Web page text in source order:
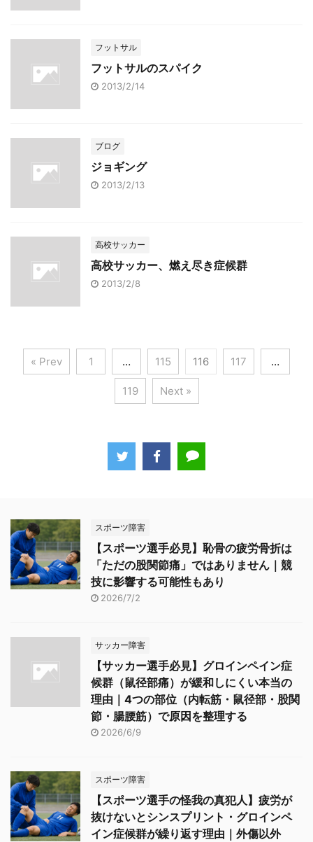
フットサル
フットサルのスパイク
2013/2/14
ブログ
ジョギング
2013/2/13
高校サッカー
高校サッカー、燃え尽き症候群
2013/2/8
« Prev 1 … 115 116 117 …
119 Next »
スポーツ障害
【スポーツ選手必見】恥骨の疲労骨折は
「ただの股関節痛」ではありません｜競
技に影響する可能性もあり
2026/7/2
サッカー障害
【サッカー選手必見】グロインペイン症
候群（鼠径部痛）が緩和しにくい本当の
理由｜4つの部位（内転筋・鼠径部・股関
節・腸腰筋）で原因を整理する
2026/6/9
スポーツ障害
【スポーツ選手の怪我の真犯人】疲労が
抜けないとシンスプリント・グロインペ
イン症候群が繰り返す理由｜外傷以外